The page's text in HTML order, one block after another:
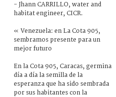
- Jhann CARRILLO, water and
habitat engineer, CICR.
« Venezuela: en La Cota 905,
sembramos presente para un
mejor futuro
En la Cota 905, Caracas, germina
día a día la semilla de la
esperanza que ha sido sembrada
por sus habitantes con la